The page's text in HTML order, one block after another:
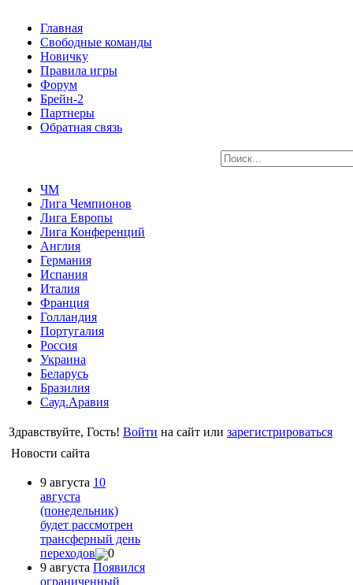
Главная
Свободные команды
Новичку
Правила игры
Форум
Брейн-2
Партнеры
Обратная связь
ЧМ
Лига Чемпионов
Лига Европы
Лига Конференций
Англия
Германия
Испания
Италия
Франция
Голландия
Португалия
Россия
Украина
Беларусь
Бразилия
Сауд.Аравия
Здравствуйте, Гость! Войти на сайт или зарегистрироваться
Новости сайта
9 августа 10
августа
(понедельник)
будет рассмотрен
трансферный день
переходов
0
9 августа Появился
ограниченный